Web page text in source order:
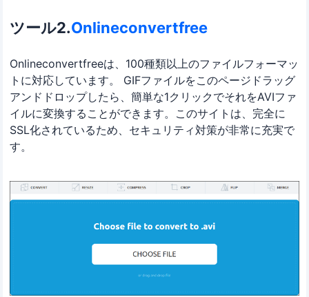
ツール2.Onlineconvertfree
Onlineconvertfreeは、100種類以上のファイルフォーマッ
トに対応しています。 GIFファイルをこのページドラッグ
アンドドロップしたら、簡単な1クリックでそれをAVIファ
イルに変換することができます。このサイトは、完全に
SSL化されているため、セキュリティ対策が非常に充実で
す。